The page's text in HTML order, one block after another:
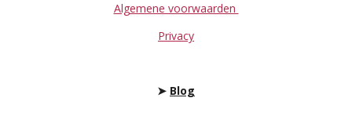
Algemene voorwaarden
Privacy
➤ Blog